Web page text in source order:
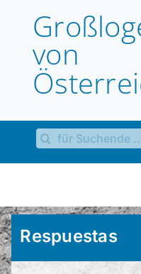
contentvon
Sammlungen
Search
Respuestas